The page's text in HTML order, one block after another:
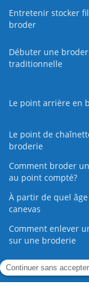
Entretenir stocker
broder
Débuter une
traditionnelle
Le point arrière en
Le point de
broderie
Comment broder
au point compté?
À partir de quel
canevas
Comment enlever
sur une broderie
Guide de la Broderie